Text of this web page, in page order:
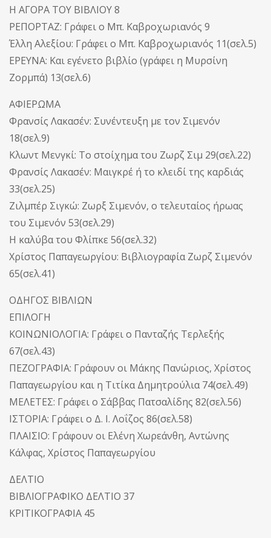
Η ΑΓΟΡΑ ΤΟΥ ΒΙΒΛΙΟΥ 8
ΡΕΠΟΡΤΑΖ: Γράφει ο Μπ. Καβροχωριανός 9
Έλλη Αλεξίου: Γράφει ο Μπ. Καβροχωριανός 11(σελ.5)
ΕΡΕΥΝΑ: Και εγένετο βιβλίο (γράφει η Μυρσίνη
Ζορμπά) 13(σελ.6)
ΑΦΙΕΡΩΜΑ
Φρανσίς Λακασέν: Συνέντευξη με τον Σιμενόν
18(σελ.9)
Κλωντ Μενγκί: Το στοίχημα του Ζωρζ Σιμ 29(σελ.22)
Φρανσίς Λακασέν: Μαιγκρέ ή το κλειδί της καρδιάς
33(σελ.25)
Ζιλμπέρ Σιγκώ: Ζωρξ Σιμενόν, ο τελευταίος ήρωας
του Σιμενόν 53(σελ.29)
Η καλύβα του Φλίπκε 56(σελ.32)
Χρίστος Παπαγεωργίου: Βιβλιογραφία Ζωρζ Σιμενόν
65(σελ.41)
ΟΔΗΓΟΣ ΒΙΒΛΙΩΝ
ΕΠΙΛΟΓΗ
ΚΟΙΝΩΝΙΟΛΟΓΙΑ: Γράφει ο Πανταζής Τερλεξής
67(σελ.43)
ΠΕΖΟΓΡΑΦΙΑ: Γράφουν οι Μάκης Πανώριος, Χρίστος
Παπαγεωργίου και η Τιτίκα Δημητρούλια 74(σελ.49)
ΜΕΛΕΤΕΣ: Γράφει ο Σάββας Πατσαλίδης 82(σελ.56)
ΙΣΤΟΡΙΑ: Γράφει ο Δ. I. Λοΐζος 86(σελ.58)
ΠΛΑΙΣΙΟ: Γράφουν οι Ελένη Χωρεάνθη, Αντώνης
Κάλφας, Χρίστος Παπαγεωργίου
ΔΕΛΤΙΟ
ΒΙΒΛΙΟΓΡΑΦΙΚΟ ΔΕΛΤΙΟ 37
ΚΡΙΤΙΚΟΓΡΑΦΙΑ 45